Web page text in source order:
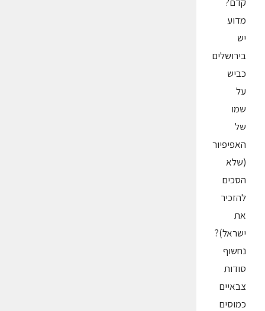
מדוע
יש
בירושלים
כביש
על
שמו
של
האפיפיור
(שלא
הסכים
להזכיר
את
ישראל)?
נחשוף
סודות
צבאיים
כמוסים